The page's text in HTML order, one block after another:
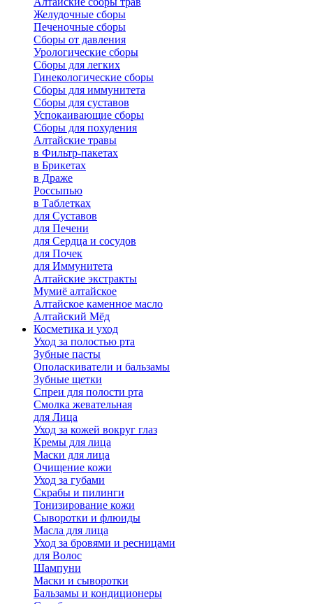
Желудочные сборы
Печеночные сборы
Сборы от давления
Урологические сборы
Сборы для легких
Гинекологические сборы
Сборы для иммунитета
Сборы для суставов
Успокаивающие сборы
Сборы для похудения
Алтайские травы
в Фильтр-пакетах
в Брикетах
в Драже
Россыпью
в Таблетках
для Cуставов
для Печени
для Сердца и сосудов
для Почек
для Иммунитета
Алтайские экстракты
Мумиё алтайское
Алтайское каменное масло
Алтайский Мёд
Косметика и уход
Уход за полостью рта
Зубные пасты
Ополаскиватели и бальзамы
Зубные щетки
Спреи для полости рта
Смолка жевательная
для Лица
Уход за кожей вокруг глаз
Кремы для лица
Маски для лица
Очищение кожи
Уход за губами
Скрабы и пилинги
Тонизирование кожи
Сыворотки и флюиды
Масла для лица
Уход за бровями и ресницами
для Волос
Шампуни
Маски и сыворотки
Бальзамы и кондиционеры